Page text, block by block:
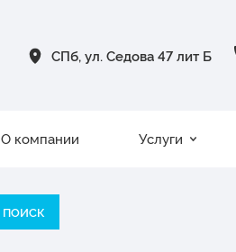
СПб, ул. Седова 47 лит Б
О компании Услуги